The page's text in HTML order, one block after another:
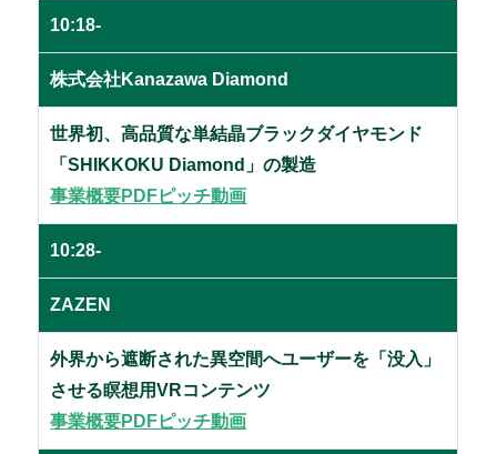
10:18-
株式会社Kanazawa Diamond
世界初、高品質な単結晶ブラックダイヤモンド
「SHIKKOKU Diamond」の製造
事業概要PDFピッチ動画
10:28-
ZAZEN
外界から遮断された異空間へユーザーを「没入」
させる瞑想用VRコンテンツ
事業概要PDFピッチ動画